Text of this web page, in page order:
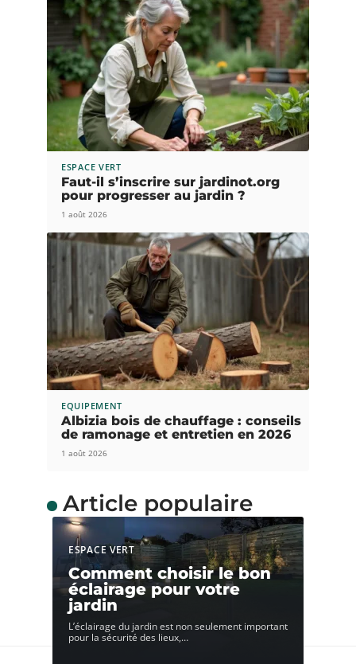
ESPACE VERT
Faut-il s’inscrire sur jardinot.org
pour progresser au jardin ?
1 août 2026
EQUIPEMENT
Albizia bois de chauffage : conseils
de ramonage et entretien en 2026
1 août 2026
Article populaire
ESPACE VERT
Comment choisir le bon
éclairage pour votre
jardin
L’éclairage du jardin est non seulement important
pour la sécurité des lieux,…